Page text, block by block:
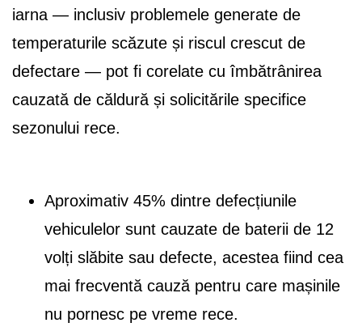
iarna — inclusiv problemele generate de
temperaturile scăzute și riscul crescut de
defectare — pot fi corelate cu îmbătrânirea
cauzată de căldură și solicitările specifice
sezonului rece.
Aproximativ 45% dintre defecțiunile
vehiculelor sunt cauzate de baterii de 12
volți slăbite sau defecte, acestea fiind cea
mai frecventă cauză pentru care mașinile
nu pornesc pe vreme rece.